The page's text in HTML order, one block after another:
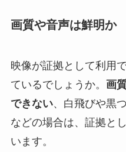
画質や音声は鮮明か
映像が証拠として利用
ているでしょうか。 画
できない、白飛びや黒
などの場合は、証拠と
います。